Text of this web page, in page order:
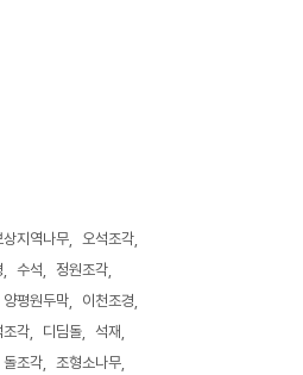
상지역나무
오석조각
수석
정원조각
양평원두막
이천조경
조각 디딤돌
석재
돌조각
조형소나무